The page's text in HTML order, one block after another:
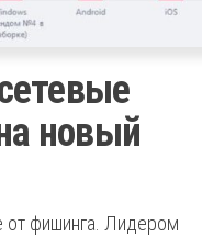
новый
от фишинга. Лидером